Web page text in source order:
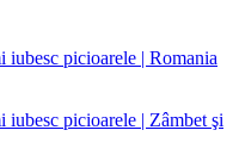
iubesc picioarele | Romania
iubesc picioarele | Zâmbet şi